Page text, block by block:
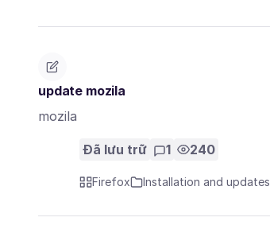
update mozila
mozila
Đã lưu trữ 1 240
Firefox Installation and updates